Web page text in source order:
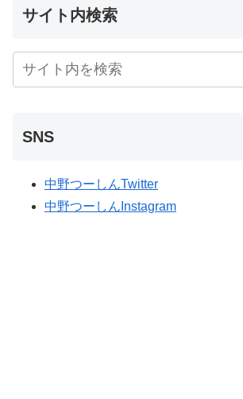
サイト内検索
SNS
中野つーしんTwitter
中野つーしんInstagram